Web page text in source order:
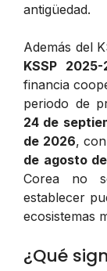
antigüedad.
Además del
KSSP 2025-
financia
periodo de
24 de
de 2026,
de agosto
Corea no
establecer
ecosistemas
¿Qué